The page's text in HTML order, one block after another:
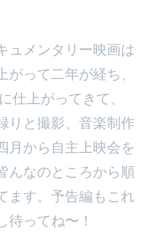
ュメンタリー映画は
って二年が経ち、
仕上がってきて、
りと撮影、音楽制作
月から自主上映会を
んなのところから順
ます。予告編もこれ
待ってね〜！